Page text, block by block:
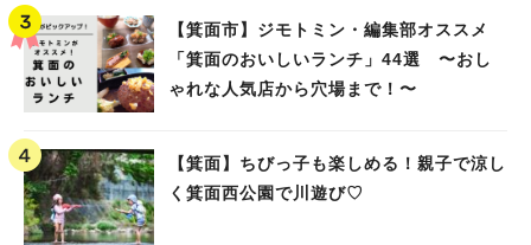
【箕面市】ジモトミン・編集部オススメ
「箕面のおいしいランチ」44選 〜おし
ゃれな人気店から穴場まで！〜
【箕面】ちびっ子も楽しめる！親子で涼し
く箕面西公園で川遊び♡